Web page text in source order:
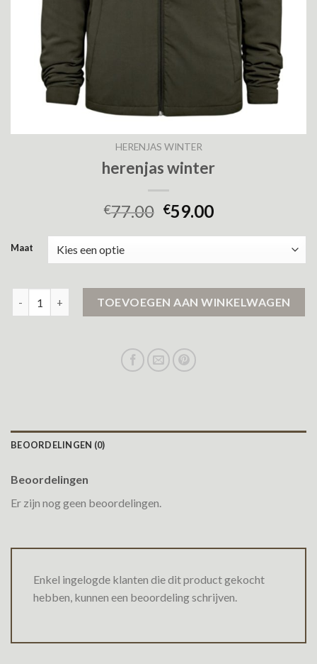
HERENJAS WINTER
herenjas winter
€77.00 €59.00
Maat
TOEVOEGEN AAN WINKELWAGEN
BEOORDELINGEN (0)
Beoordelingen
Er zijn nog geen beoordelingen.
Enkel ingelogde klanten die dit product gekocht
hebben, kunnen een beoordeling schrijven.